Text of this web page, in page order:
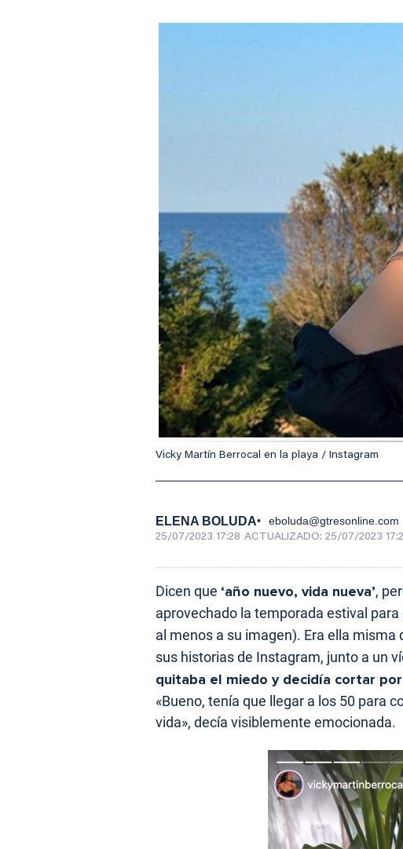
Vicky Martín Berrocal en la playa / Instagram
ELENA BOLUDA eboluda@gtresonline.com
25/07/2023 17:28 ACTUALIZADO: 25/07/2023
Dicen que ‘año nuevo, vida nueva’,
aprovechado la temporada estival para
al menos a su imagen). Era ella misma
sus historias de Instagram, junto a un
quitaba el miedo y decidía cortar
«Bueno, tenía que llegar a los 50 para
vida», decía visiblemente emocionada.